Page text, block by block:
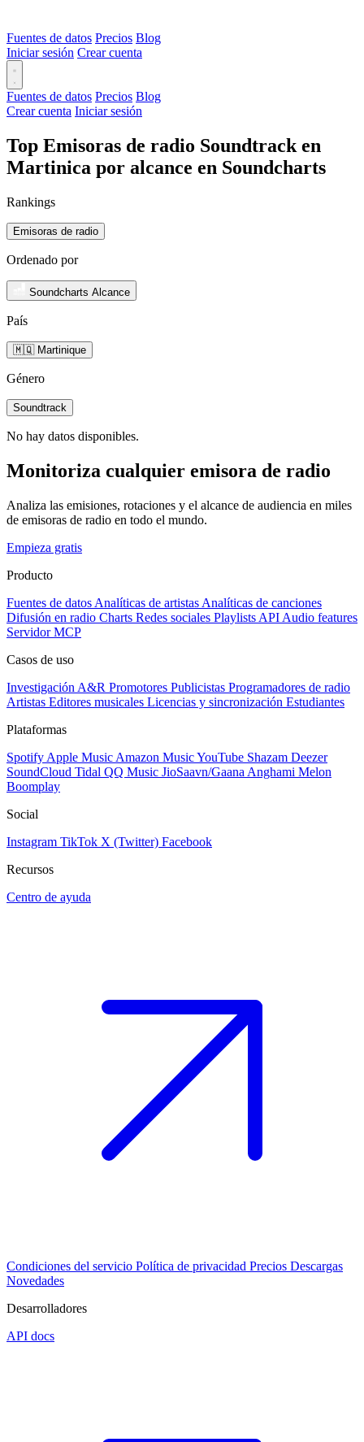
Fuentes de datos Precios Blog
Iniciar sesión Crear cuenta
Fuentes de datos Precios Blog
Crear cuenta Iniciar sesión
Top Emisoras de radio Soundtrack en
Martinica por alcance en Soundcharts
Rankings
Emisoras de radio
Ordenado por
Soundcharts Alcance
País
🇲🇶 Martinique
Género
Soundtrack
No hay datos disponibles.
Monitoriza cualquier emisora de radio
Analiza las emisiones, rotaciones y el alcance de audiencia en miles
de emisoras de radio en todo el mundo.
Empieza gratis
Producto
Fuentes de datos Analíticas de artistas Analíticas de canciones
Difusión en radio Charts Redes sociales Playlists API Audio features
Servidor MCP
Casos de uso
Investigación A&R Promotores Publicistas Programadores de radio
Artistas Editores musicales Licencias y sincronización Estudiantes
Plataformas
Spotify Apple Music Amazon MusicYouTube Shazam Deezer
SoundCloud Tidal QQ Music JioSaavn/Gaana Anghami Melon
Boomplay
Social
Instagram TikTok X (Twitter) Facebook
Recursos
Centro de ayuda
Condiciones del servicio Política de privacidad Precios Descargas
Novedades
Desarrolladores
API docs